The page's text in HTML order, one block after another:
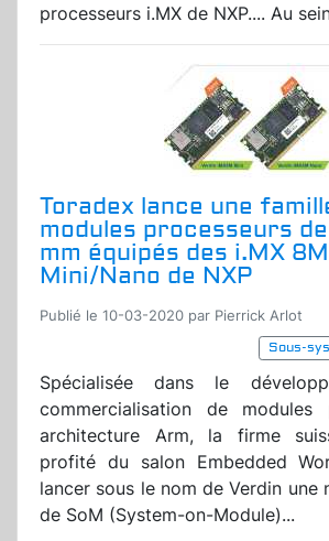
processeurs i.MX de NXP.... Au
Toradex lance une
modules processeurs
mm équipés des i.MX 8M
Mini/Nano de NXP
Publié le 10-03-2020 par Pierrick Arlot
Sous-
Spécialisée dans le
commercialisation de modules
architecture Arm, la firme
profité du salon Embedded
lancer sous le nom de Verdin une
de SoM (System-on-Module)...